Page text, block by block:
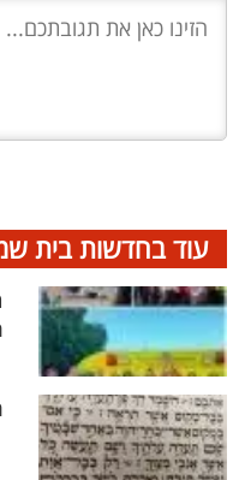
עוד בחדשות בית